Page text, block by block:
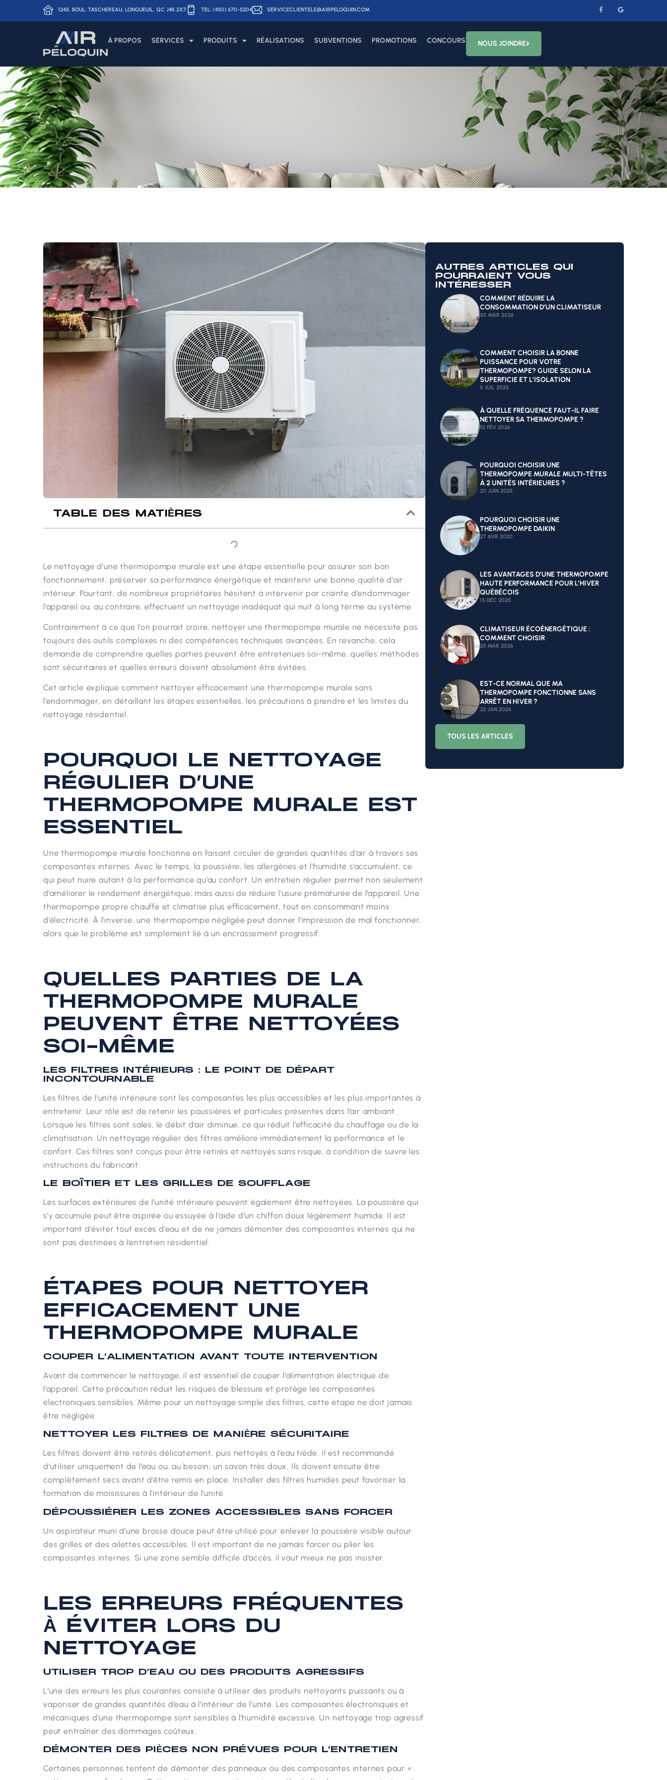
1245, BOUL. TASCHEREAU, LONGUEUIL, QC J4K 2X7 TEL: (450) 670-5204 SERVICECLIENTELE@AIRPELOQUIN.COM
À PROPOS SERVICES PRODUITS RÉALISATIONS SUBVENTIONS PROMOTIONS CONCOURS NOUS JOINDRE
TABLE DES MATIÈRES
Le nettoyage d’une thermopompe murale est une étape essentielle pour assurer son bon
fonctionnement, préserver sa performance énergétique et maintenir une bonne qualité d’air
intérieur. Pourtant, de nombreux propriétaires hésitent à intervenir par crainte d’endommager
l’appareil ou, au contraire, effectuent un nettoyage inadéquat qui nuit à long terme au système.
Contrairement à ce que l’on pourrait croire, nettoyer une thermopompe murale ne nécessite pas
toujours des outils complexes ni des compétences techniques avancées. En revanche, cela
demande de comprendre quelles parties peuvent être entretenues soi-même, quelles méthodes
sont sécuritaires et quelles erreurs doivent absolument être évitées.
Cet article explique comment nettoyer efficacement une thermopompe murale sans
l’endommager, en détaillant les étapes essentielles, les précautions à prendre et les limites du
nettoyage résidentiel.
POURQUOI LE NETTOYAGE
RÉGULIER D’UNE
THERMOPOMPE MURALE EST
ESSENTIEL
Une thermopompe murale fonctionne en faisant circuler de grandes quantités d’air à travers ses
composantes internes. Avec le temps, la poussière, les allergènes et l’humidité s’accumulent, ce
qui peut nuire autant à la performance qu’au confort. Un entretien régulier permet non seulement
d’améliorer le rendement énergétique, mais aussi de réduire l’usure prématurée de l’appareil. Une
thermopompe propre chauffe et climatise plus efficacement, tout en consommant moins
d’électricité.À l’inverse, une thermopompe négligée peut donner l’impression de mal fonctionner,
alors que le problème est simplement lié à un encrassement progressif.
QUELLES PARTIES DE LA
THERMOPOMPE MURALE
PEUVENT ÊTRE NETTOYÉES
SOI-MÊME
LES FILTRES INTÉRIEURS : LE POINT DE DÉPART
INCONTOURNABLE
Les filtres de l’unité intérieure sont les composantes les plus accessibles et les plus importantes à
entretenir. Leur rôle est de retenir les poussières et particules présentes dans l’air ambiant.
Lorsque les filtres sont sales, le débit d’air diminue, ce qui réduit l’efficacité du chauffage ou de la
climatisation. Un nettoyage régulier des filtres améliore immédiatement la performance et le
confort.Ces filtres sont conçus pour être retirés et nettoyés sans risque, à condition de suivre les
instructions du fabricant.
LE BOÎTIER ET LES GRILLES DE SOUFFLAGE
Les surfaces extérieures de l’unité intérieure peuvent également être nettoyées. La poussière qui
s’y accumule peut être aspirée ou essuyée à l’aide d’un chiffon doux légèrement humide. Il est
important d’éviter tout excès d’eau et de ne jamais démonter des composantes internes qui ne
sont pas destinées à l’entretien résidentiel.
ÉTAPES POUR NETTOYER
EFFICACEMENT UNE
THERMOPOMPE MURALE
COUPER L’ALIMENTATION AVANT TOUTE INTERVENTION
Avant de commencer le nettoyage, il est essentiel de couper l’alimentation électrique de
l’appareil. Cette précaution réduit les risques de blessure et protège les composantes
électroniques sensibles. Même pour un nettoyage simple des filtres, cette étape ne doit jamais
être négligée.
NETTOYER LES FILTRES DE MANIÈRE SÉCURITAIRE
Les filtres doivent être retirés délicatement, puis nettoyés à l’eau tiède. Il est recommandé
d’utiliser uniquement de l’eau ou, au besoin, un savon très doux. Ils doivent ensuite être
complètement secs avant d’être remis en place. Installer des filtres humides peut favoriser la
formation de moisissures à l’intérieur de l’unité.
DÉPOUSSIÉRER LES ZONES ACCESSIBLES SANS FORCER
Un aspirateur muni d’une brosse douce peut être utilisé pour enlever la poussière visible autour
des grilles et des ailettes accessibles. Il est important de ne jamais forcer ou plier les
composantes internes. Si une zone semble difficile d’accès, il vaut mieux ne pas insister.
LES ERREURS FRÉQUENTES
À ÉVITER LORS DU
NETTOYAGE
UTILISER TROP D’EAU OU DES PRODUITS AGRESSIFS
L’une des erreurs les plus courantes consiste à utiliser des produits nettoyants puissants ou à
vaporiser de grandes quantités d’eau à l’intérieur de l’unité. Les composantes électroniques et
mécaniques d’une thermopompe sont sensibles à l’humidité excessive. Un nettoyage trop agressif
peut entraîner des dommages coûteux.
DÉMONTER DES PIÈCES NON PRÉVUES POUR L’ENTRETIEN
Certaines personnes tentent de démonter des panneaux ou des composantes internes pour «
AUTRES ARTICLES QUI
POURRAIENT VOUS
INTÉRESSER
COMMENT RÉDUIRE LA
CONSOMMATION D’UN CLIMATISEUR
30 MAR 2026
COMMENT CHOISIR LA BONNE
PUISSANCE POUR VOTRE
THERMOPOMPE? GUIDE SELON LA
SUPERFICIE ET L’ISOLATION
5 JUIL 2025
À QUELLE FRÉQUENCE FAUT-IL FAIRE
NETTOYER SA THERMOPOMPE ?
10 FÉV 2026
POURQUOI CHOISIR UNE
THERMOPOMPE MURALE MULTI-TÊTES
À 2 UNITÉS INTÉRIEURES ?
20 JUIN 2025
POURQUOI CHOISIR UNE
THERMOPOMPE DAIKIN
27 AVR 2020
LES AVANTAGES D’UNE THERMOPOMPE
HAUTE PERFORMANCE POUR L’HIVER
QUÉBÉCOIS
15 DÉC 2025
CLIMATISEUR ÉCOÉNERGÉTIQUE :
COMMENT CHOISIR
25 MAR 2026
EST-CE NORMAL QUE MA
THERMOPOMPE FONCTIONNE SANS
ARRÊT EN HIVER ?
22 JAN 2026
TOUS LES ARTICLES